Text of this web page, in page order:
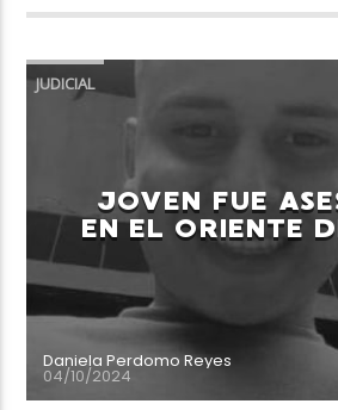
JUDICIAL
JOVEN FUE
EN EL ORIENTE
Daniela Perdomo Reyes
04/10/2024